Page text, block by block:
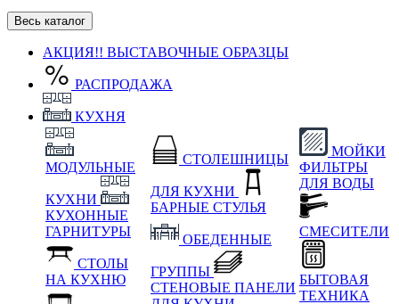
Весь каталог
АКЦИЯ!! ВЫСТАВОЧНЫЕ ОБРАЗЦЫ
РАСПРОДАЖА
КУХНЯ
МОДУЛЬНЫЕ
КУХНИ
КУХОННЫЕ
ГАРНИТУРЫ
СТОЛЫ
НА КУХНЮ
СТОЛЕШНИЦЫ
ДЛЯ КУХНИ
БАРНЫЕ СТУЛЬЯ
ОБЕДЕННЫЕ
ГРУППЫ
СТЕНОВЫЕ ПАНЕЛИ
МОЙКИ
ФИЛЬТРЫ
ДЛЯ ВОДЫ
СМЕСИТЕЛИ
БЫТОВАЯ
ТЕХНИКА